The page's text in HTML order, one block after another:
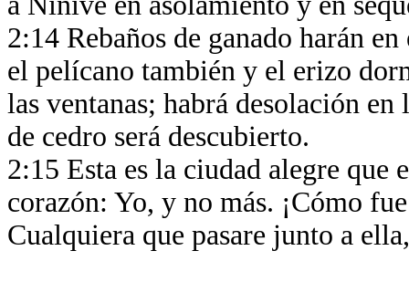
2:14 Rebaños de ganado harán
el pelícano también y el erizo
las ventanas; habrá desolación
de cedro será descubierto.
2:15 Esta es la ciudad alegre que
corazón: Yo, y no más. ¡Cómo
Cualquiera que pasare junto a